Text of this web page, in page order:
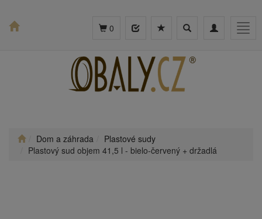
Toggle
Toggle
0
Dom a záhrada
Plastové sudy
Plastový sud objem 41,5 l - bielo-červený + držadlá